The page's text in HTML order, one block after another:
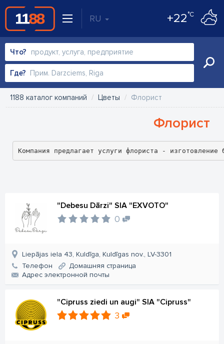
RU +22°C
Что?
Где?
1188 каталог компаний Цветы Флорист
Флорист
Компания предлагает услуги флориста - изготовление
"Debesu Dārzi" SIA "EXVOTO"
0
Liepājas iela 43, Kuldīga, Kuldīgas nov., LV-3301
Телефон
Домашняя страница
Aдрес электронной почты
"Cipruss ziedi un augi" SIA "Cipruss"
3